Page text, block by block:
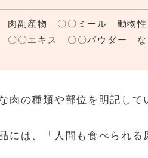
肉副産物 〇〇ミール 動物性
〇〇エキス 〇〇パウダー な
肉の種類や部位を明記し
には、「人間も食べられ